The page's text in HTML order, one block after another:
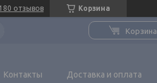
Корзина
180 отзывов
Корзина
Контакты Доставка и оплата